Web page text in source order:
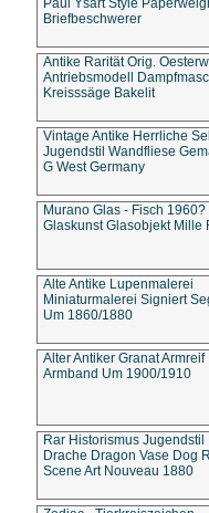
Paul Ysart Style
Briefbeschwerer
Antike Rarität Orig.
Antriebsmodell
Kreisssäge Bakelit
Vintage Antike Herrliche
Jugendstil Wandfliese
G West Germany
Murano Glas - Fisch 1960?
Glaskunst Glasobjekt Mille
Alte Antike Lupenmalerei
Miniaturmalerei Signiert
Um 1860/1880
Alter Antiker Granat Armreif
Armband Um 1900/1910
Rar Historismus Jugendstil
Drache Dragon Vase Dog
Scene Art Nouveau 1880